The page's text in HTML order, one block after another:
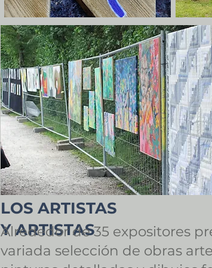
LOS ARTISTAS
Y ARTISTAS
Alrededor de 35 expositores
variada selección de obras